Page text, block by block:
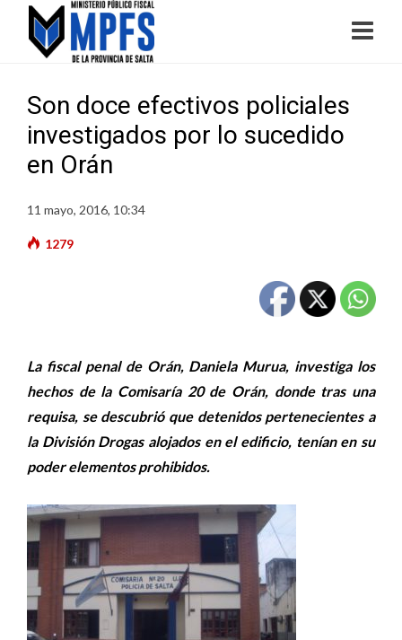
Son doce efectivos policiales
investigados por lo sucedido
en Orán
11 mayo, 2016, 10:34
1279
La fiscal penal de Orán, Daniela Murua, investiga los
hechos de la Comisaría 20 de Orán, donde tras una
requisa, se descubrió que detenidos pertenecientes a
la División Drogas alojados en el edificio, tenían en su
poder elementos prohibidos.